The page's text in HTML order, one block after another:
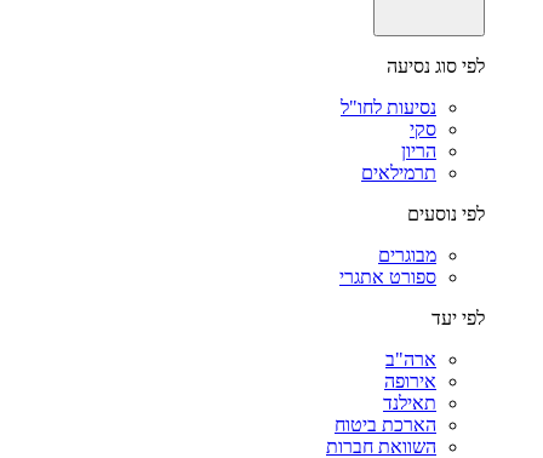
לפי סוג נסיעה
נסיעות לחו"ל
סקי
הריון
תרמילאים
לפי נוסעים
מבוגרים
ספורט אתגרי
לפי יעד
ארה"ב
אירופה
תאילנד
הארכת ביטוח
השוואת חברות